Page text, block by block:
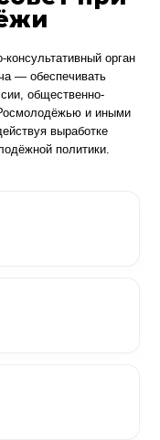
орган
— обеспечивать
общественно-
и иными
выработке
политики.